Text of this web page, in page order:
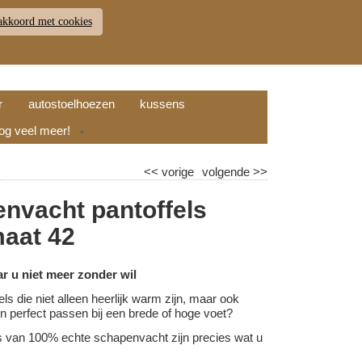
RETOUR WINKELWAGEN (
autostoelhoezen
kussens
veel meer! ▼
volgende>>
<< vorige
pantoffels
42
u niet meer zonder wil
die niet alleen heerlijk warm zijn, maar ook
perfect passen bij een brede of hoge voet?
van 100% echte schapenvacht zijn precies wat u
met cookies